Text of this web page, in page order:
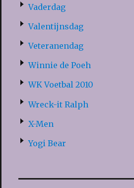
Vaderdag
Valentijnsdag
Veteranendag
Winnie de Poeh
WK Voetbal 2010
Wreck-it Ralph
X-Men
Yogi Bear